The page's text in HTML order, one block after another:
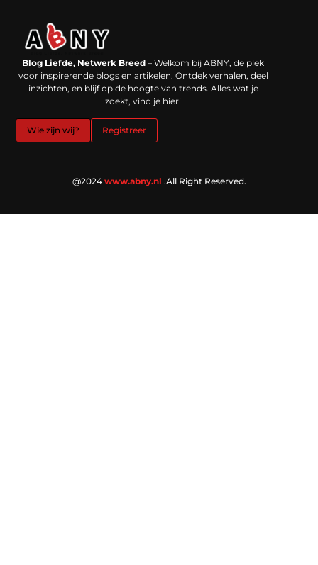
Blog Liefde, Netwerk Breed – Welkom bij ABNY, de plek
voor inspirerende blogs en artikelen. Ontdek verhalen, deel
inzichten, en blijf op de hoogte van trends. Alles wat je
zoekt, vind je hier!
Wie zijn wij? Registreer
@2024 www.abny.nl .All Right Reserved.